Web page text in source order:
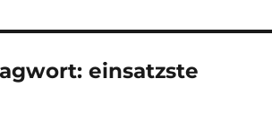
einsatzste